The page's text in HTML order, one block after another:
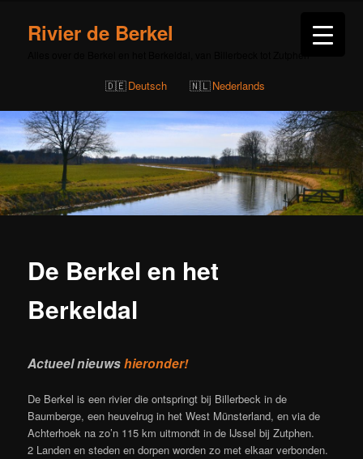
Rivier de Berkel
Deutsch Nederlands
De Berkel en het
Berkeldal
Actueel nieuwshieronder!
De Berkel is een rivier die ontspringt bij Billerbeck in de
Baumberge, een heuvelrug in het West Münsterland, en via de
Achterhoek na zo’n 115 km uitmondt in de IJssel bij Zutphen.
2 Landen en steden en dorpen worden zo met elkaar verbonden.